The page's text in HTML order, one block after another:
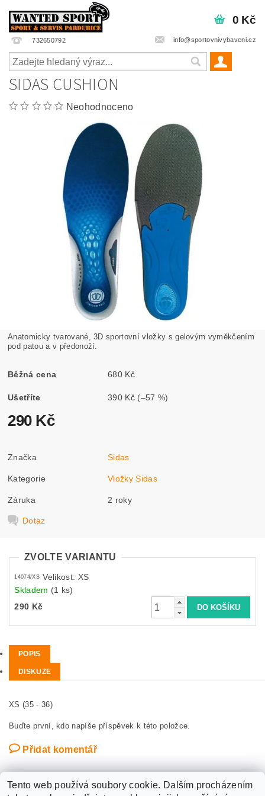
732650792 info@sportovnivybaveni.cz
0 Kč
SIDAS CUSHION
Neohodnoceno
Anatomicky tvarované, 3D sportovní vložky s gelovým vyměkčením
pod patou a v předonoží.
Běžná cena 680 Kč
Ušetříte 390 Kč (–57 %)
290 Kč
Značka Sidas
Kategorie Vložky Sidas
Záruka 2 roky
Dotaz
ZVOLTE VARIANTU
14074/XS Velikost: XS
Skladem (1 ks)
290 Kč
POPIS
DISKUZE
XS (35 - 36)
Buďte první, kdo napíše příspěvek k této položce.
Přidat komentář
Tento web používá soubory cookie. Dalším procházením